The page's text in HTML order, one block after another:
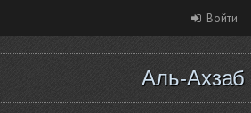
Войти
Аль-